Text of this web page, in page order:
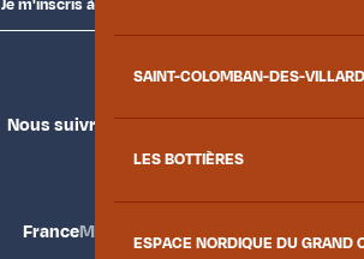
SAINT-COLOMBAN-DES-
LES BOTTIÈRES
ESPACE NORDIQUE DU GRAND
Nous suivre
FranceMaurienne